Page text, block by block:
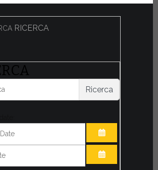
RICERCA
Ricerca
APRI IL